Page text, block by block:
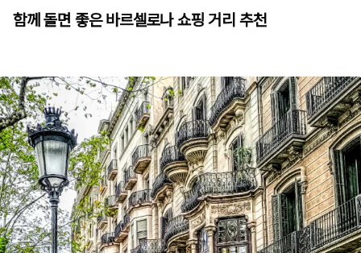
함께 돌면 좋은 바르셀로나 쇼핑 거리 추천